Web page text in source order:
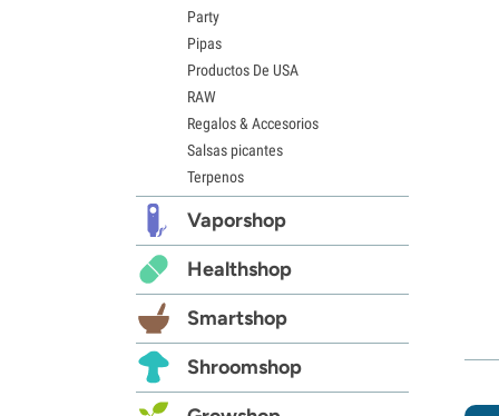
Party
Pipas
Productos De USA
RAW
Regalos & Accesorios
Salsas picantes
Terpenos
Vaporshop
Healthshop
Smartshop
Shroomshop